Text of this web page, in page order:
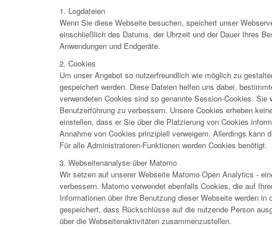
1. Logdateien
Wenn Sie diese Webseite besuchen, speichert unser
einschließlich des Datums, der Uhrzeit und der Dauer Ihres
Anwendungen und Endgeräte.
2. Cookies
Um unser Angebot so nutzerfreundlich wie möglich zu
gespeichert werden. Diese Dateien helfen uns dabei,
verwendeten Cookies sind so genannte Session-Cookies.
Benutzerführung zu verbessern. Unsere Cookies erheben
einstellen, dass er Sie über die Platzierung von Cookies
Annahme von Cookies prinzipiell verweigern. Allerdings
Für alle Administratoren-Funktionen werden Cookies benötigt.
3. Webseitenanalyse über Matomo
Wir setzen auf unserer Webseite Matomo Open Analytics -
verbessern. Matomo verwendet ebenfalls Cookies, die auf
Informationen über ihre Benutzung dieser Webseite werden
gespeichert, dass Rückschlüsse auf die nutzende Person
über die Webseitenaktivitäten zusammenzustellen.